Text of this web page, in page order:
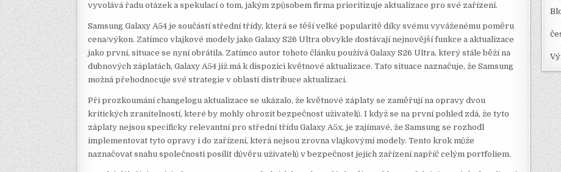
vyvolává řadu otázek a spekulací o tom, jakým způsobem firma prioritizuje aktualizace pro své zařízení.
Samsung Galaxy A54 je součástí střední třídy, která se těší velké popularitě díky svému vyváženému poměru
cena/výkon. Zatímco vlajkové modely jako Galaxy S26 Ultra obvykle dostávají nejnovější funkce a aktualizace
jako první, situace se nyní obrátila. Zatímco autor tohoto článku používá Galaxy S26 Ultra, který stále běží na
dubnových záplatách, Galaxy A54 již má k dispozici květnové aktualizace. Tato situace naznačuje, že Samsung
možná přehodnocuje své strategie v oblasti distribuce aktualizací.
Při prozkoumání changelogu aktualizace se ukázalo, že květnové záplaty se zaměřují na opravy dvou
kritických zranitelností, které by mohly ohrozit bezpečnost uživatelů. I když se na první pohled zdá, že tyto
záplaty nejsou specificky relevantní pro střední třídu Galaxy A5x, je zajímavé, že Samsung se rozhodl
implementovat tyto opravy i do zařízení, která nejsou zrovna vlajkovými modely. Tento krok může
naznačovat snahu společnosti posílit důvěru uživatelů v bezpečnost jejich zařízení napříč celým portfoliem.